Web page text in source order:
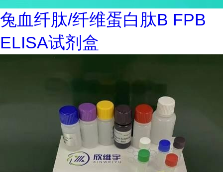
兔血纤肽/纤维蛋白肽B FPB
ELISA试剂盒